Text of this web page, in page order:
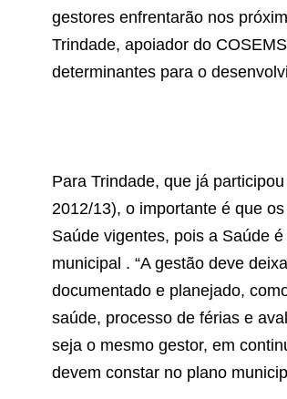
gestores enfrentarão nos
Trindade, apoiador do
determinantes para o
Para Trindade, que já
2012/13), o importante é que
Saúde vigentes, pois a Saúde
municipal . “A gestão deve
documentado e planejado,
saúde, processo de férias e
seja o mesmo gestor, em
devem constar no plano